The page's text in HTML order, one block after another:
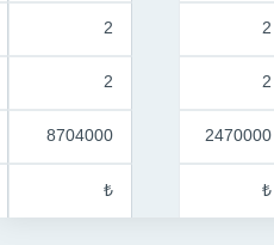
2
2
2470000
₺
2
2
8704000
₺